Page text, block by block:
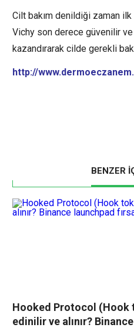
Cilt bakım denildiği zaman
Vichy son derece güvenilir
kazandırarak cilde gerekli
http://
BENZER
Hooked Protocol (Hook
edinilir ve alınır?